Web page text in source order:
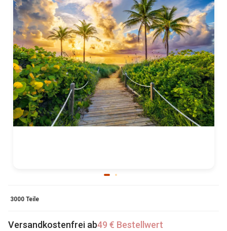
3000 Teile
Versandkostenfrei ab49 € Bestellwert